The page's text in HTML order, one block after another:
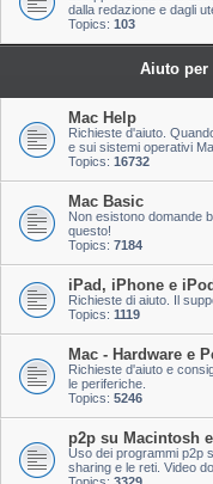
dalla redazione e dagli
Topics: 103
Aiuto per
Mac Help
Richieste d'aiuto.
e sui sistemi operativi
Topics: 16732
Mac Basic
Non esistono domande
questo!
Topics: 7184
iPad, iPhone e iPod
Richieste di aiuto. Il
Topics: 1119
Mac - Hardware e
Richieste d'aiuto e
le periferiche.
Topics: 5246
p2p su Macintosh
Uso dei programmi p2p
sharing e le reti. Video